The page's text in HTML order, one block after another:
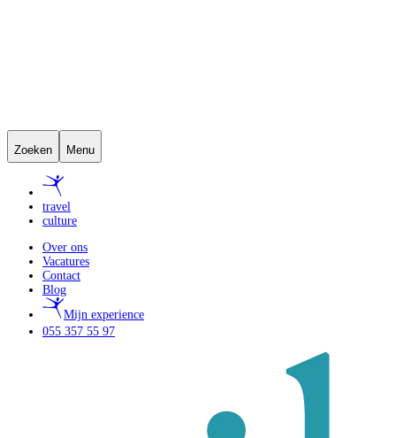
Zoeken Menu
travel
culture
Over ons
Vacatures
Contact
Blog
Mijn experience
055 357 55 97